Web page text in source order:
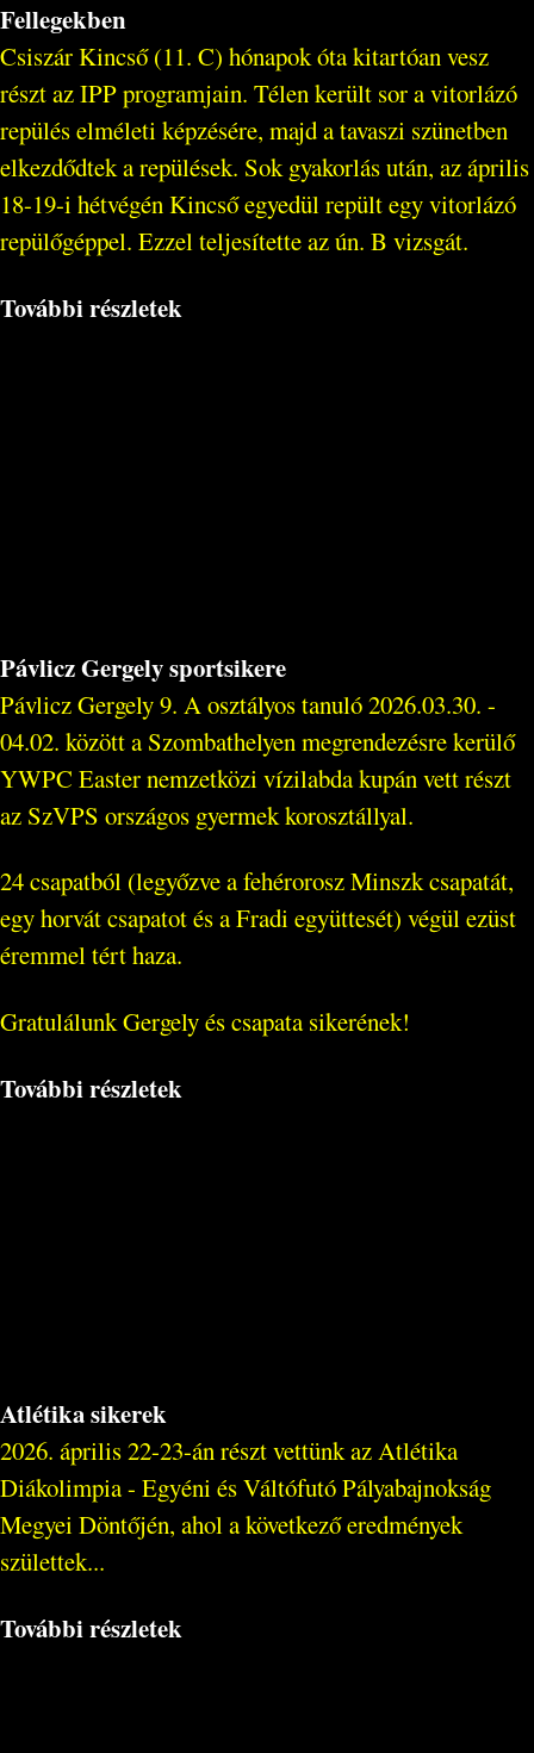
Fellegekben
Csiszár Kincső (11. C) hónapok óta kitartóan vesz
részt az IPP programjain. Télen került sor a vitorlázó
repülés elméleti képzésére, majd a tavaszi szünetben
elkezdődtek a repülések. Sok gyakorlás után, az április
18-19-i hétvégén Kincső egyedül repült egy vitorlázó
repülőgéppel. Ezzel teljesítette az ún. B vizsgát.
További részletek
Pávlicz Gergely sportsikere
Pávlicz Gergely 9. A osztályos tanuló 2026.03.30. -
04.02. között a Szombathelyen megrendezésre kerülő
YWPC Easter nemzetközi vízilabda kupán vett részt
az SzVPS országos gyermek korosztállyal.
24 csapatból (legyőzve a fehérorosz Minszk csapatát,
egy horvát csapatot és a Fradi együttesét) végül ezüst
éremmel tért haza.
Gratulálunk Gergely és csapata sikerének!
További részletek
Atlétika sikerek
2026. április 22-23-án részt vettünk az Atlétika
Diákolimpia - Egyéni és Váltófutó Pályabajnokság
Megyei Döntőjén, ahol a következő eredmények
születtek...
További részletek